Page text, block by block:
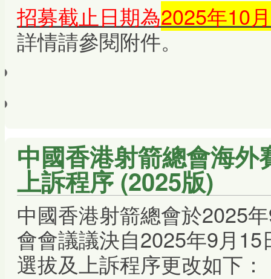
招募截止日期為2025年10
詳情請參閱附件。
中國香港射箭總會海
上訴程序 (2025版)
中國香港射箭總會於2025
會會議議決自2025年9月
選拔及上訴程序更改如下：